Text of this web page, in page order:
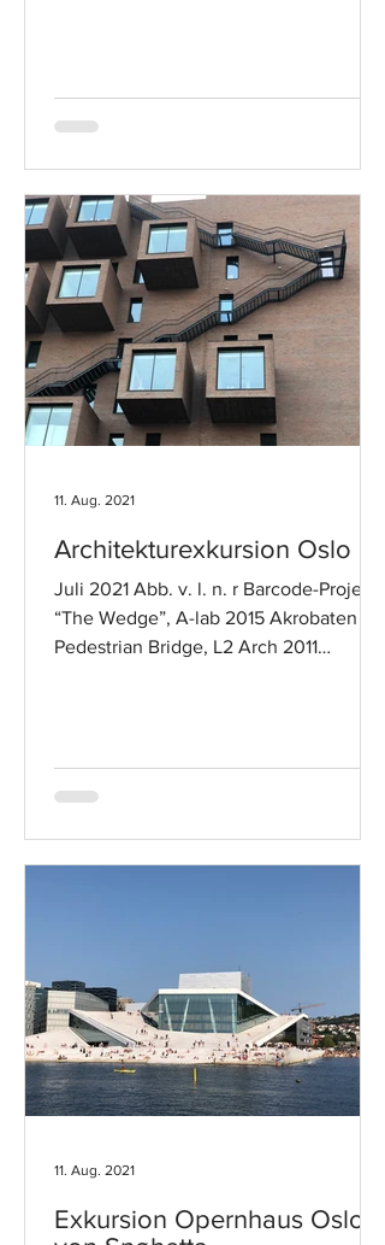
Architekturexkursion Oslo
Juli 2021 Abb. v. l. n. r Barcode-Project
“The Wedge”, A-lab 2015 Akrobaten
Pedestrian Bridge, L2 Arch 2011
11. Aug. 2021
Exkursion Opernhaus Oslo
11. Aug. 2021